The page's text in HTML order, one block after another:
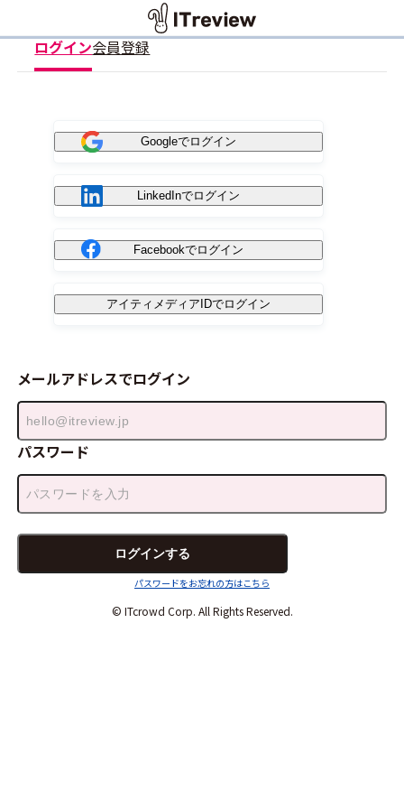
ログイン会員登録
Googleでログイン
LinkedInでログイン
Facebookでログイン
アイティメディアIDでログイン
メールアドレスでログイン
パスワード
パスワードをお忘れの方はこちら
© ITcrowd Corp. All Rights Reserved.